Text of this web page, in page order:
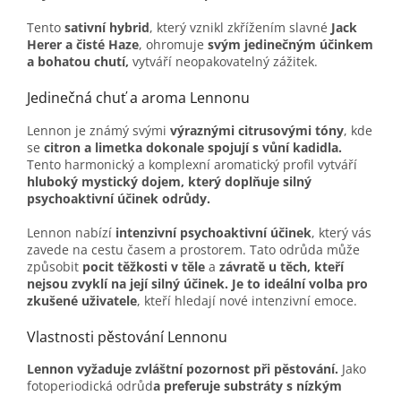
Tento sativní hybrid, který vznikl zkřížením slavné Jack
Herer a čisté Haze, ohromuje svým jedinečným účinkem
a bohatou chutí, vytváří neopakovatelný zážitek.
Jedinečná chuť a aroma Lennonu
Lennon je známý svými výraznými citrusovými tóny, kde
se citron a limetka dokonale spojují s vůní kadidla.
Tento harmonický a komplexní aromatický profil vytváří
hluboký mystický dojem, který doplňuje silný
psychoaktivní účinek odrůdy.
Lennon nabízí intenzivní psychoaktivní účinek, který vás
zavede na cestu časem a prostorem. Tato odrůda může
způsobit pocit těžkosti v těle a závratě u těch, kteří
nejsou zvyklí na její silný účinek. Je to ideální volba pro
zkušené uživatele, kteří hledají nové intenzivní emoce.
Vlastnosti pěstování Lennonu
Lennon vyžaduje zvláštní pozornost při pěstování. Jako
fotoperiodická odrůda preferuje substráty s nízkým